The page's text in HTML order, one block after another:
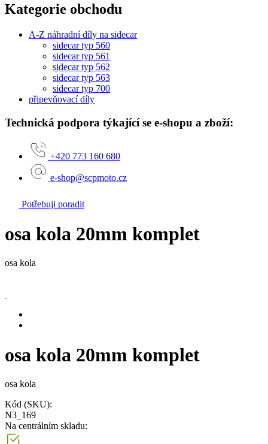
Kategorie obchodu
A-Z náhradní díly na sidecar
sidecar typ 560
sidecar typ 561
sidecar typ 562
sidecar typ 563
sidecar typ 700
připevňovací díly
Technická podpora týkající se e-shopu a zboží:
+420 773 160 680
e-shop@scpmoto.cz
Potřebuji poradit
osa kola 20mm komplet
osa kola
osa kola 20mm komplet
osa kola
Kód (SKU):
N3_169
Na centrálním skladu: